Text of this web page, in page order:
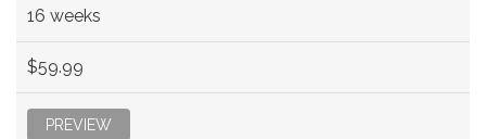
16 weeks
$59.99
PREVIEW